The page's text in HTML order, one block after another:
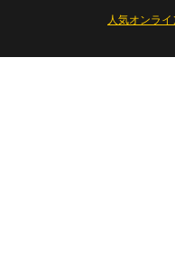
人気オンラ